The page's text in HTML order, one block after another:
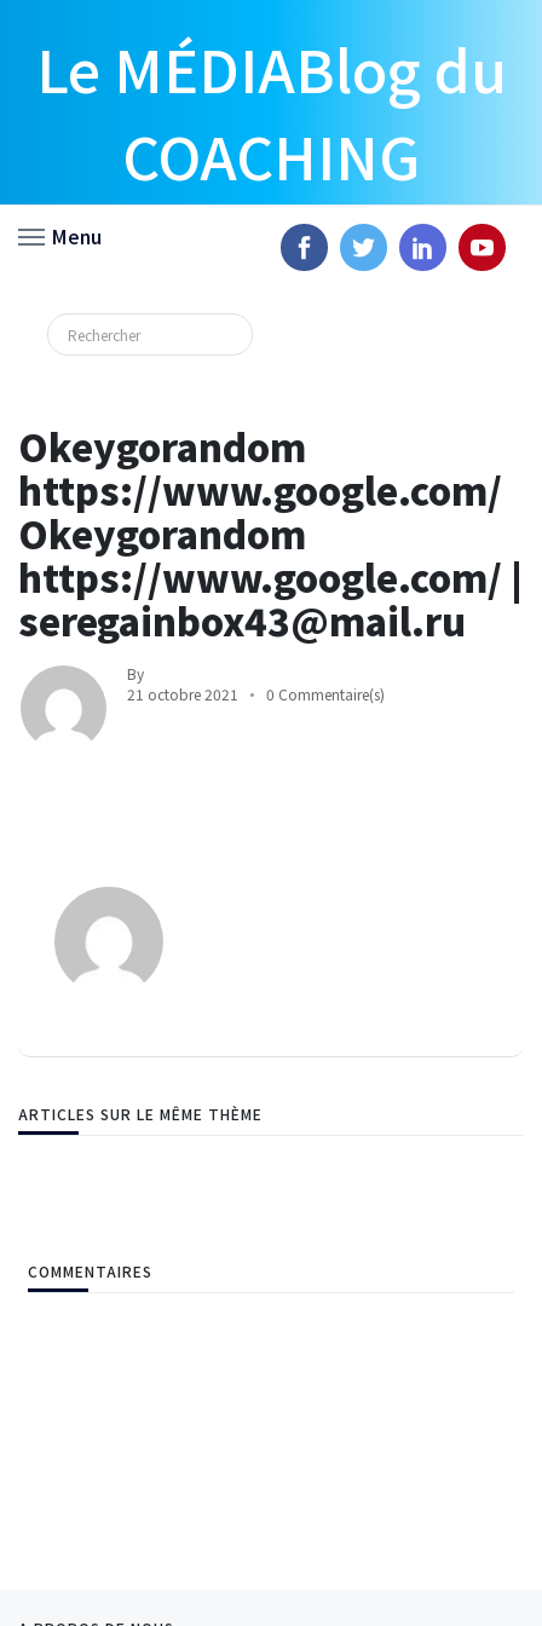
Le MÉDIABlog du
COACHING
Menu
Okeygorandom
https://www.google.com/
Okeygorandom
https://www.google.com/ |
seregainbox43@mail.ru
By
21 octobre 2021
0 Commentaire(s)
ARTICLES SUR LE MÊME THÈME
COMMENTAIRES